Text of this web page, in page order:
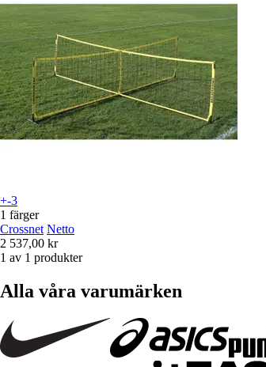
+-3
1 färger
Crossnet Netto
2 537,00 kr
1 av 1 produkter
Alla våra varumärken